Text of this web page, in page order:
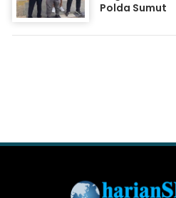
Polda Sumut